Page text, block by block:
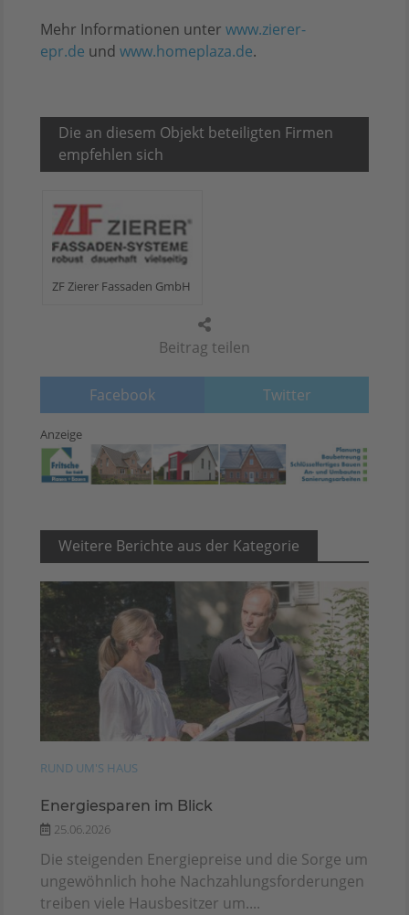
Beitrag teilen
Facebook Twitter
Mehr Informationen unter www.zierer-
epr.de und www.homeplaza.de.
Die an diesem Objekt beteiligten Firmen
empfehlen sich
ZF Zierer Fassaden GmbH
Anzeige
Weitere Berichte aus der Kategorie
RUND UM'S HAUS
Energiesparen im Blick
25.06.2026
Die steigenden Energiepreise und die Sorge um
ungewöhnlich hohe Nachzahlungsforderungen
treiben viele Hausbesitzer um....